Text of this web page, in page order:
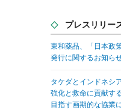
プレスリリー
東和薬品、「日本政
発行に関するお知らせ
タケダとインドネシ
強化と救命に貢献す
目指す画期的な協業